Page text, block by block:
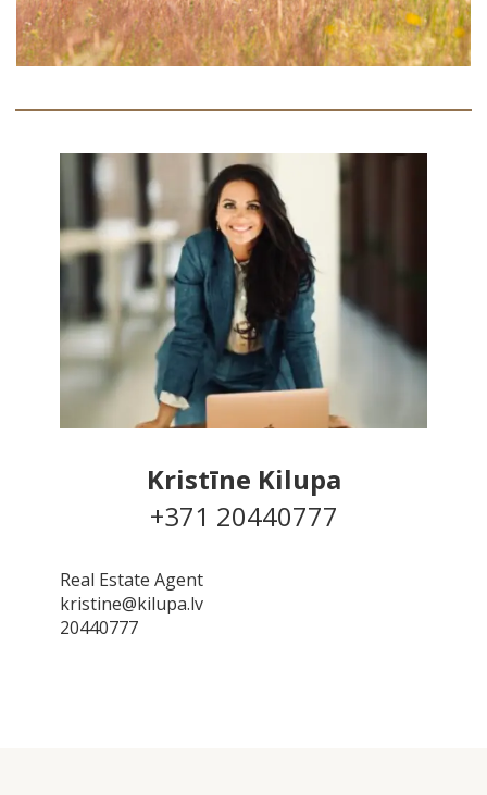
Kristīne Kilupa
+371 20440777
Real Estate Agent
kristine@kilupa.lv
20440777